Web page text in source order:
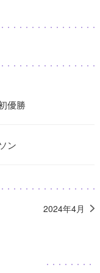
優勝
ン
2024年4月